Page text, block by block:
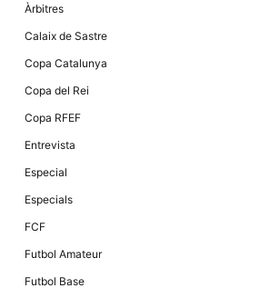
Àrbitres
Calaix de Sastre
Copa Catalunya
Copa del Rei
Copa RFEF
Entrevista
Especial
Especials
FCF
Futbol Amateur
Futbol Base